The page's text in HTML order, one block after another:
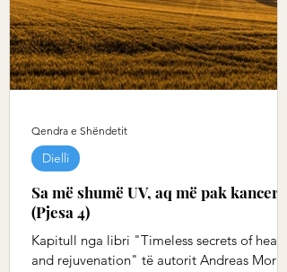
Sa më shumë UV, aq më pak kancer
(Pjesa 4)
Kapitull nga libri "Timeless secrets of health
and rejuvenation" të autorit Andreas Moritz
Dielli
Qendra e Shëndetit